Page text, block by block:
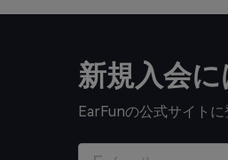
新規入会に
EarFunの公式サイト